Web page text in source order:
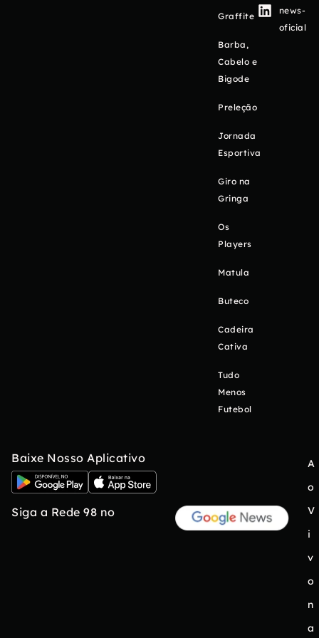
Graffite
Barba,
Cabelo e
Bigode
Preleção
Jornada
Esportiva
Giro na
Gringa
Os
Players
Matula
Buteco
Cadeira
Cativa
Tudo
Menos
Futebol
news-
oficial
Baixe Nosso Aplicativo
Siga a Rede 98 no
A
o
V
i
v
o
n
a